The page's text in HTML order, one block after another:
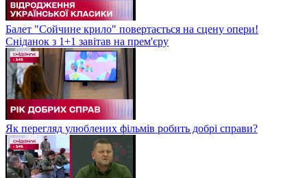
Балет "Сойчине крило" повертається на сцену опери!
Сніданок з 1+1 завітав на прем'єру
Як перегляд улюблених фільмів робить добрі справи?